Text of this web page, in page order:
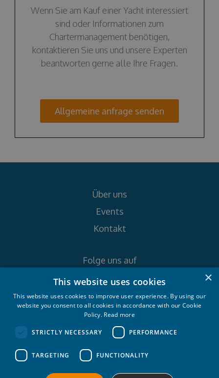
Wenn Sie am Kauf einer Yacht interessiert
sind oder Informationen zum
Chartermanagement benötigen,
kontaktieren Sie uns und unsere Experten
beantworten gerne alle Ihre Fragen.
Allgemeine anfrage senden
Über uns
Events
Kontakt
Folge uns auf
Croatia Yachting d.o.o. 2026. © All rights
reserved.
Datenschutzbestimmungen
×
This website uses cookies
This website uses cookies to improve user experience. By using our
website you consent to all cookies in accordance with our Cookie
Policy. Read more
STRICTLY NECESSARY PERFORMANCE
TARGETING FUNCTIONALITY